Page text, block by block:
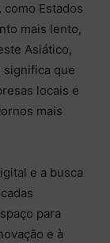
Estados
mais lento,
Asiático,
significa que
locais e
mais
e a busca
para
e à